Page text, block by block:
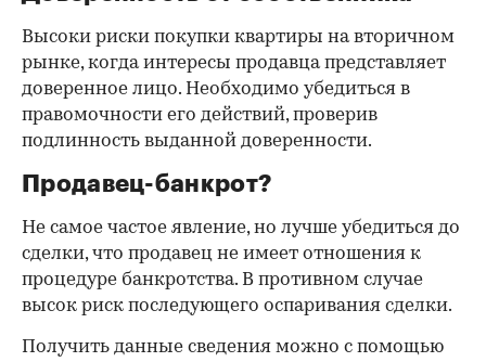
Высоки риски покупки квартиры на вторичном
рынке, когда интересы продавца представляет
доверенное лицо. Необходимо убедиться в
правомочности его действий, проверив
подлинность выданной доверенности.
Продавец-банкрот?
Не самое частое явление, но лучше убедиться до
сделки, что продавец не имеет отношения к
процедуре банкротства. В противном случае
высок риск последующего оспаривания сделки.
Получить данные сведения можно с помощью